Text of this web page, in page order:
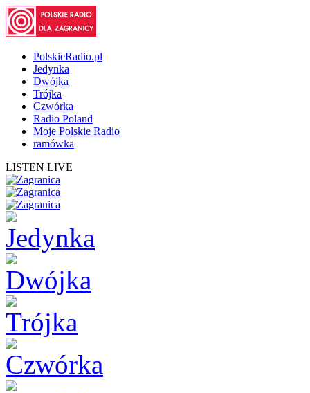
PolskieRadio.pl
Jedynka
Dwójka
Trójka
Czwórka
Radio Poland
Moje Polskie Radio
ramówka
LISTEN LIVE